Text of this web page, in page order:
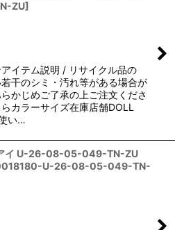
ZU]
イテム説明 / リサイクル品の
干のシミ・汚れ等がある場合が
かじめご了承の上ご注文くださ
カラーサイズ在庫店舗DOLL
い…
イ U-26-08-05-049-TN-ZU
U-26-08-05-049-TN-